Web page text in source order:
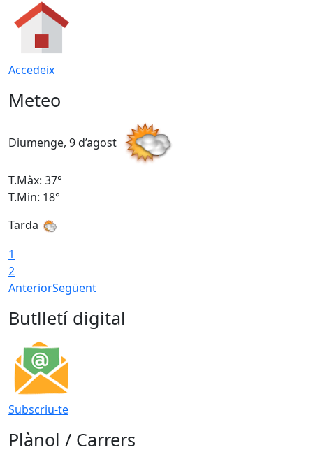
Accedeix
Meteo
Diumenge, 9 d’agost
T.Màx: 37°
T.Min: 18°
Tarda
1
2
AnteriorSegüent
Butlletí digital
Subscriu-te
Plànol / Carrers